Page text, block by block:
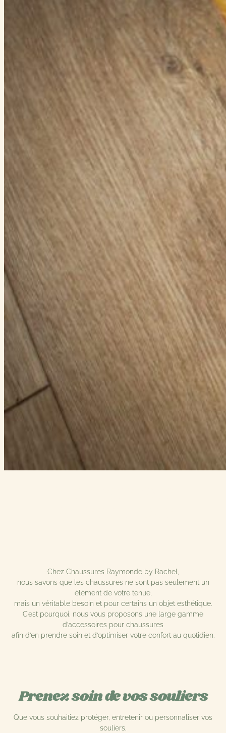
Chez Chaussures Raymonde by Rachel,
nous savons que les chaussures ne sont pas seulement un
élément de votre tenue,
mais un véritable besoin et pour certains un objet esthétique.
C’est pourquoi, nous vous proposons une large gamme
d’accessoires pour chaussures
afin d’en prendre soin et d’optimiser votre confort au quotidien.
Prenez soin de vos souliers
Que vous souhaitiez protéger, entretenir ou personnaliser vos
souliers,